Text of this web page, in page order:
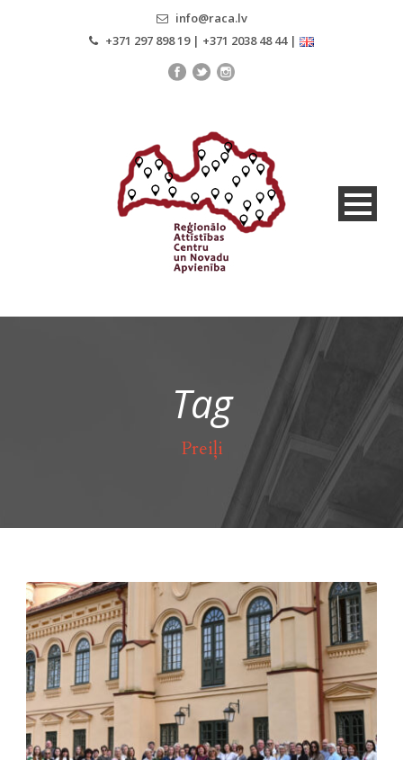
info@raca.lv
+371 297 898 19 | +371 2038 48 44 |
Tag
Preiļi